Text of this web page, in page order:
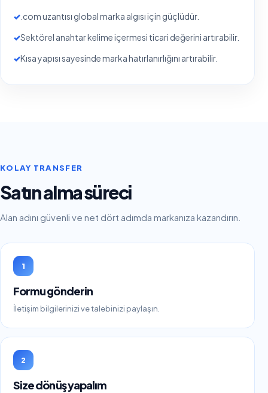
✓ .com uzantısı global marka algısı için güçlüdür.
✓Sektörel anahtar kelime içermesi ticari değerini artırabilir.
✓Kısa yapısı sayesinde marka hatırlanırlığını artırabilir.
KOLAY TRANSFER
Satın alma süreci
Alan adını güvenli ve net dört adımda markanıza kazandırın.
1
Formu gönderin
İletişim bilgilerinizi ve talebinizi paylaşın.
2
Size dönüş yapalım